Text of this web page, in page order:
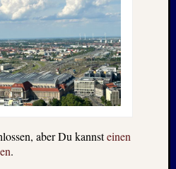
aber Du kannsteinen
.